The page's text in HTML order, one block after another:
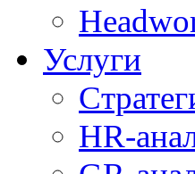
Услуги
HR-